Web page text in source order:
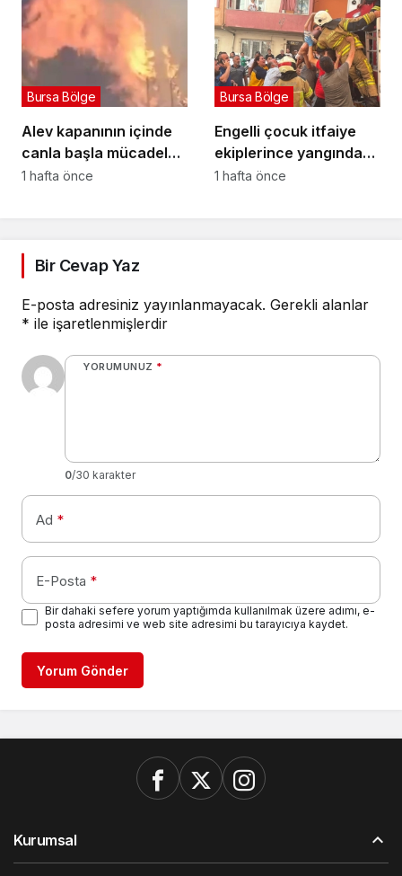
Alev kapanının içinde
canla başla mücadele
ettiler:
Bursa Bölge
1 hafta önce
Engelli çocuk itfaiye
ekiplerince yangından
kurtarıldı
Bursa Bölge
1 hafta önce
Bir Cevap Yaz
E-posta adresiniz yayınlanmayacak. Gerekli alanlar
* ile işaretlenmişlerdir
YORUMUNUZ *
0/30 karakter
Ad *
E-Posta *
Bir dahaki sefere yorum yaptığımda kullanılmak üzere adımı, e-
posta adresimi ve web site adresimi bu tarayıcıya kaydet.
Yorum Gönder
Kurumsal